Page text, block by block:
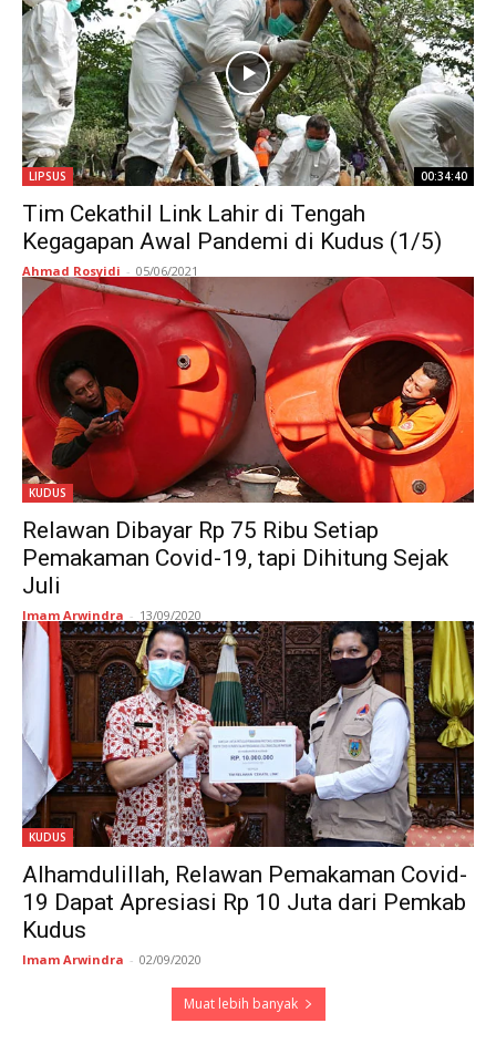
LIPSUS 00:34:40
Tim Cekathil Link Lahir di Tengah
Kegagapan Awal Pandemi di Kudus (1/5)
Ahmad Rosyidi - 05/06/2021
KUDUS
Relawan Dibayar Rp 75 Ribu Setiap
Pemakaman Covid-19, tapi Dihitung Sejak
Juli
Imam Arwindra - 13/09/2020
KUDUS
Alhamdulillah, Relawan Pemakaman Covid-
19 Dapat Apresiasi Rp 10 Juta dari Pemkab
Kudus
Imam Arwindra - 02/09/2020
Muat lebih banyak